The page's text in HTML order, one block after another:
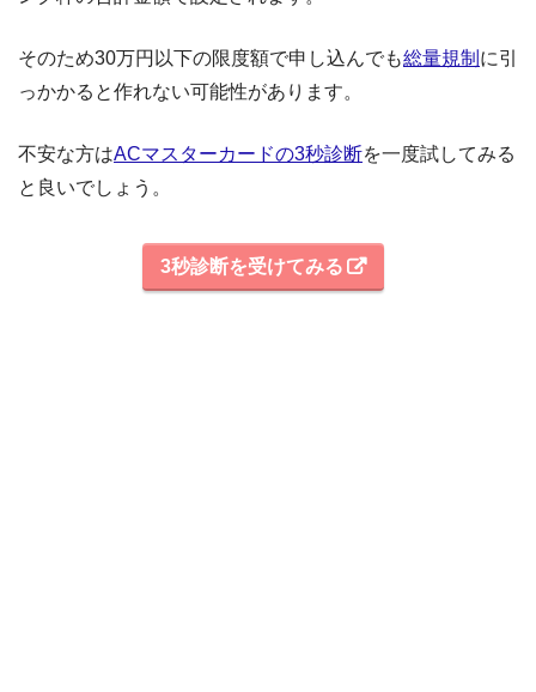
そのため30万円以下の限度額で申し込んでも総量規制 に引
っかかると作れない可能性があります。
不安な方はACマスターカードの3秒診断を一度試してみる
と良いでしょう。
3秒診断を受けてみる